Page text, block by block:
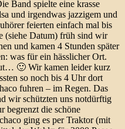
Band spielte eine krasse
und irgendwas jazzigem und
feierten einfach mal bis
(siehe Datum) früh sind wir
und kamen 4 Stunden später
was für ein hässlicher Ort.
🙂 Wir kamen leider kurz
so noch bis 4 Uhr dort
fuhren – im Regen. Das
wir schützten uns notdürftig
begrenzt die schöne
ging es per Traktor (mit